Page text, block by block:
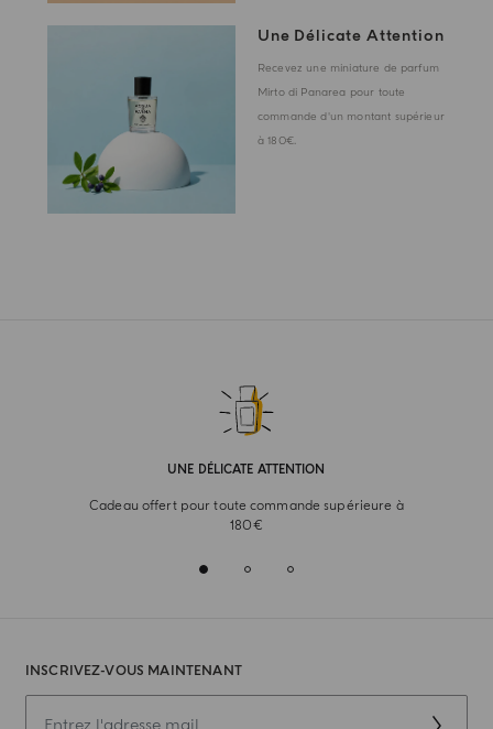
Une Délicate Attention
Recevez une miniature de parfum
Mirto di Panarea pour toute
commande d'un montant supérieur
à 180€.
UNE DÉLICATE ATTENTION
Cadeau offert pour toute commande supérieure à
180€
INSCRIVEZ-VOUS MAINTENANT